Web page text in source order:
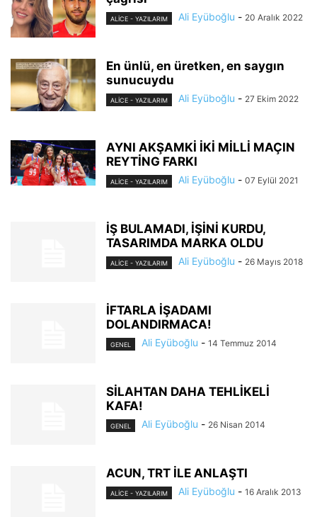
ALİCE - YAZILARIM Ali Eyüboğlu - 20 Aralık 2022
En ünlü, en üretken, en saygın
sunucuydu
ALİCE - YAZILARIM Ali Eyüboğlu - 27 Ekim 2022
AYNI AKŞAMKİ İKİ MİLLİ MAÇIN
REYTİNG FARKI
ALİCE - YAZILARIM Ali Eyüboğlu - 07 Eylül 2021
İŞ BULAMADI, İŞİNİ KURDU,
TASARIMDA MARKA OLDU
ALİCE - YAZILARIM Ali Eyüboğlu - 26 Mayıs 2018
İFTARLA İŞADAMI
DOLANDIRMACA!
GENEL Ali Eyüboğlu - 14 Temmuz 2014
SİLAHTAN DAHA TEHLİKELİ
KAFA!
GENEL Ali Eyüboğlu - 26 Nisan 2014
ACUN, TRT İLE ANLAŞTI
ALİCE - YAZILARIM Ali Eyüboğlu - 16 Aralık 2013